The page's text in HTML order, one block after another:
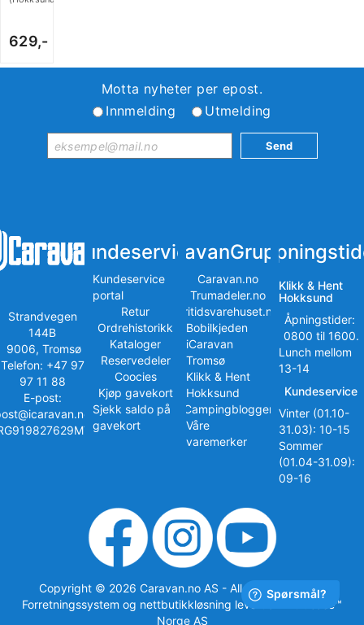
629,-
Motta nyheter per epost.
Innmelding
Utmelding
Strandvegen
144B
9006, Tromsø
Telefon: +47 97
97 11 88
E-post:
Kundeservice
Kundeservice
portal
Retur
Ordrehistorikk
Kataloger
Reservedeler
Coocies
Kjøp gavekort
Sjekk saldo på
gavekort
iCaravanGruppen
Caravan.no
Trumadeler.no
Fritidsvarehuset.no
Bobilkjeden
iCaravan
Tromsø
Klikk & Hent
Hokksund
iCampingbloggen
Våre
varemerker
Klikk & Hent
Hokksund
Åpningstider:
0800 til 1600.
Lunch mellom
13-14
Kundeservice
Vinter (01.10-
31.03): 10-15
Sommer
(01.04-31.09):
09-16
Copyright © 2026 Caravan.no AS - All rights reserved
Forretningssystem og nettbutikkløsning levert av
Multicase™
Norge AS